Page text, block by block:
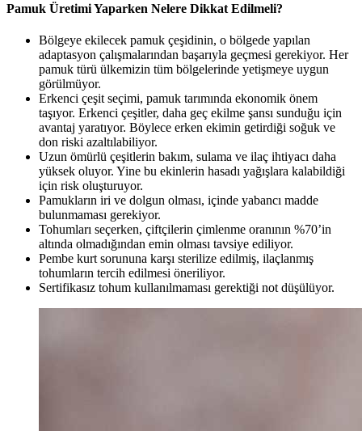
Pamuk Üretimi Yaparken Nelere Dikkat Edilmeli?
Bölgeye ekilecek pamuk çeşidinin, o bölgede yapılan
adaptasyon çalışmalarından başarıyla geçmesi gerekiyor. Her
pamuk türü ülkemizin tüm bölgelerinde yetişmeye uygun
görülmüyor.
Erkenci çeşit seçimi, pamuk tarımında ekonomik önem
taşıyor. Erkenci çeşitler, daha geç ekilme şansı sunduğu için
avantaj yaratıyor. Böylece erken ekimin getirdiği soğuk ve
don riski azaltılabiliyor.
Uzun ömürlü çeşitlerin bakım, sulama ve ilaç ihtiyacı daha
yüksek oluyor. Yine bu ekinlerin hasadı yağışlara kalabildiği
için risk oluşturuyor.
Pamukların iri ve dolgun olması, içinde yabancı madde
bulunmaması gerekiyor.
Tohumları seçerken, çiftçilerin çimlenme oranının %70’in
altında olmadığından emin olması tavsiye ediliyor.
Pembe kurt sorununa karşı sterilize edilmiş, ilaçlanmış
tohumların tercih edilmesi öneriliyor.
Sertifikasız tohum kullanılmaması gerektiği not düşülüyor.